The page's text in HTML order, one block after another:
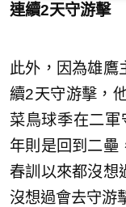
連續2天守游擊
此外，因為雄鷹
續2天守游擊，
菜鳥球季在二
年則是回到二壘
春訓以來都沒想
沒想過會去守游